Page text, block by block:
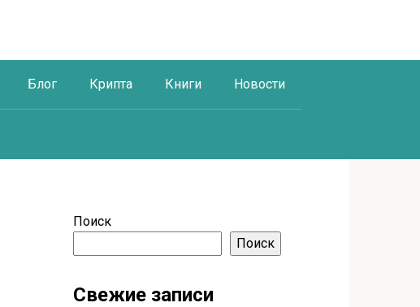
Блог Крипта Книги Новости
Поиск
Поиск
Свежие записи